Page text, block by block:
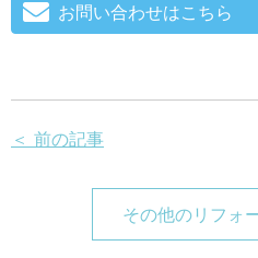
お問い合わせはこちら
＜ 前の記事
その他のリフォ